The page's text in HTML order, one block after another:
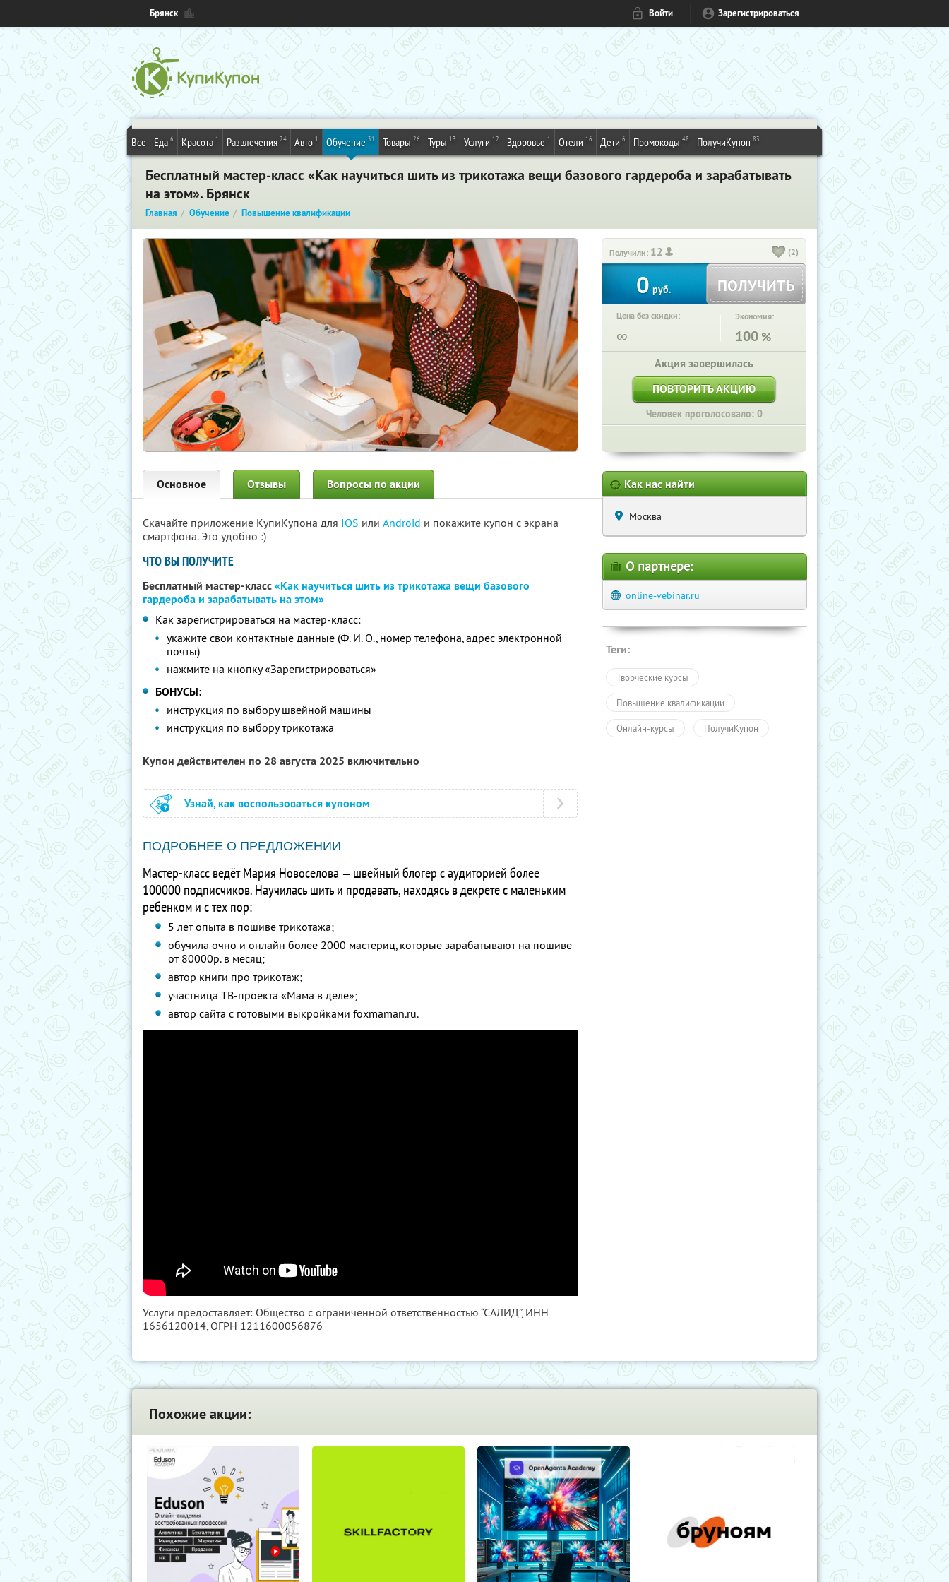
Брянск Войти Зарегистрироваться
Все Еда 6 Красота 1 Развлечения 24 Авто 1 Обучение 31 Товары 26 Туры 13 Услуги 12 Здоровье 1 Отели 16 Дети 6 Промокоды 48 ПолучиКупон 83
Бесплатный мастер-класс «Как научиться шить из трикотажа вещи базового гардероба и зарабатывать
на этом». Брянск
Главная Обучение Повышение квалификации
Получили: 12 (2)
0 руб. ПОЛУЧИТЬ
Цена без скидки:
∞
Экономия:
100 %
Акция завершилась
ПОВТОРИТЬ АКЦИЮ
Человек проголосовало: 0
Основное Отзывы Вопросы по акции
Скачайте приложение КупиКупона для IOS или Android и покажите купон с экрана
смартфона. Это удобно :)
ЧТО ВЫ ПОЛУЧИТЕ
Бесплатный мастер-класс«Как научиться шить из трикотажа вещи базового
гардероба и зарабатывать на этом»
Как зарегистрироваться на мастер-класс:
укажите свои контактные данные (Ф. И. О., номер телефона, адрес электронной
почты)
нажмите на кнопку «Зарегистрироваться»
БОНУСЫ:
инструкция по выбору швейной машины
инструкция по выбору трикотажа
Купон действителен по 28 августа 2025 включительно
Узнай, как воспользоваться купоном
ПОДРОБНЕЕ О ПРЕДЛОЖЕНИИ
Мастер-класс ведёт Мария Новоселова — швейный блогер с аудиторией более
100000 подписчиков. Научилась шить и продавать, находясь в декрете с маленьким
ребенком и с тех пор:
5 лет опыта в пошиве трикотажа;
обучила очно и онлайн более 2000 мастериц, которые зарабатывают на пошиве
от 80000р. в месяц;
автор книги про трикотаж;
участница ТВ-проекта «Мама в деле»;
автор сайта с готовыми выкройками foxmaman.ru.
Услуги предоставляет: Общество с ограниченной ответственностью “САЛИД”, ИНН
1656120014, ОГРН 1211600056876
Как нас найти
Москва
О партнере:
online-vebinar.ru
Теги:
Творческие курсы
Повышение квалификации
Онлайн-курсы ПолучиКупон
Похожие акции: